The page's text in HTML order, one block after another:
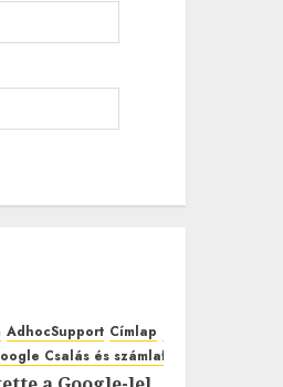
AdhocSupport Címlap
Csalás és számlafeltörés károsultak